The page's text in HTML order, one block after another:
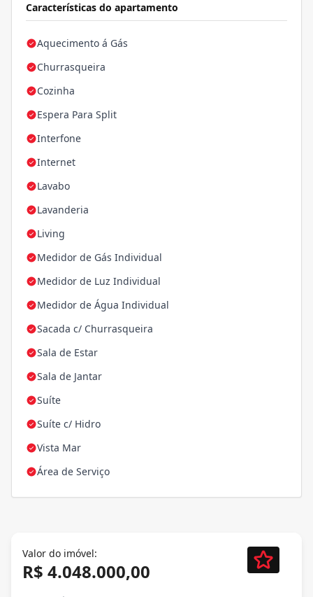
Características do apartamento
Aquecimento á Gás
Churrasqueira
Cozinha
Espera Para Split
Interfone
Internet
Lavabo
Lavanderia
Living
Medidor de Gás Individual
Medidor de Luz Individual
Medidor de Água Individual
Sacada c/ Churrasqueira
Sala de Estar
Sala de Jantar
Suíte
Suíte c/ Hidro
Vista Mar
Área de Serviço
Valor do imóvel:
R$ 4.048.000,00